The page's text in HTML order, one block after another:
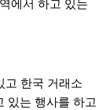
에서 하고 있는
고 한국 거래소
있는 행사를 하고